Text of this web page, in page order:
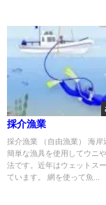
採介漁業
採介漁業 （自由漁業） 海岸
簡単な漁具を使用してウニ
法です。近年はウェットス
ています。 網を使って魚...